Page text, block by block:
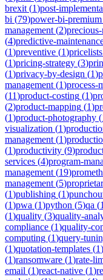
brexit (1)post-
bi (79)power-bi-premium
management (2)
(4)predictive-
(1)preventive (1)pricelists
(1)pricing-strategy (3)
(1)privacy-by-design (1)
management (1)process-
(11)product-costing (1)
(2)product-mapping (1)
(1)product-photography (
visualization (1)
management (1)
(1)productivity (9)
services (4)program-
management (19)
management (5)
(1)publishing (1)
(1)pwa (1)python (5)qa (1
(1)quality (3)quality-
compliance (1)quality-
computing (1)query-
(1)quotation-templates (1)
(1)ransomware (1)rate-
email (1)react-native (1)